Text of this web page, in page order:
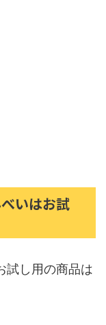
いはお試
試し用の商品は